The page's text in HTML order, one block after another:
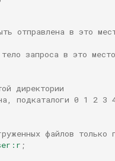
отправлена в это
запроса в это
директории
подкаталоги 0 1 2
файлов только
;